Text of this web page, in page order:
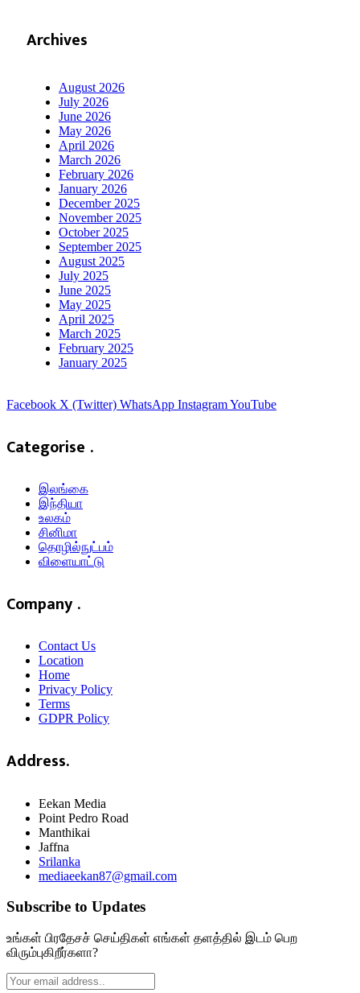
Archives
August 2026
July 2026
June 2026
May 2026
April 2026
March 2026
February 2026
January 2026
December 2025
November 2025
October 2025
September 2025
August 2025
July 2025
June 2025
May 2025
April 2025
March 2025
February 2025
January 2025
Facebook X (Twitter) WhatsApp InstagramYouTube
Categorise .
இலங்கை
இந்தியா
உலகம்
சினிமா
தொழில்நுட்பம்
விளையாட்டு
Company .
Contact Us
Location
Home
Privacy Policy
Terms
GDPR Policy
Address.
Eekan Media
Point Pedro Road
Manthikai
Jaffna
Srilanka
mediaeekan87@gmail.com
Subscribe to Updates
உங்கள் பிரதேசச் செய்திகள் எங்கள் தளத்தில் இடம் பெற
விரும்புகிறீர்களா?